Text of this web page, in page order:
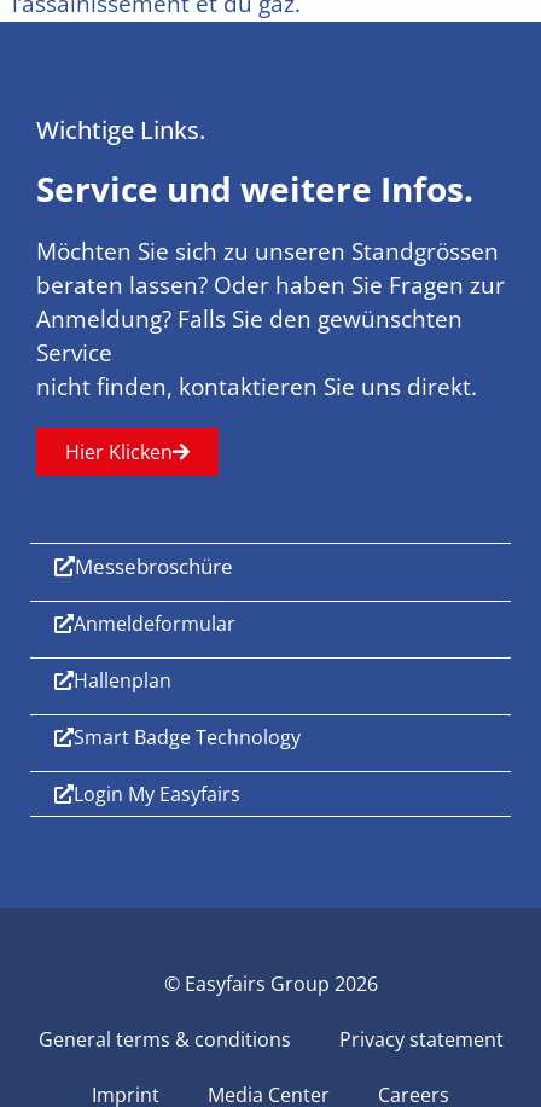
Wichtige Links.
Service und weitere Infos.
Möchten Sie sich zu unseren Standgrössen
beraten lassen? Oder haben Sie Fragen zur
Anmeldung? Falls Sie den gewünschten
Service
nicht finden, kontaktieren Sie uns direkt.
Hier Klicken
Messebroschüre
Anmeldeformular
Hallenplan
Smart Badge Technology
Login My Easyfairs
© Easyfairs Group 2026
General terms & conditions Privacy statement
Imprint Media Center Careers